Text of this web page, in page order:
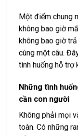
Một điểm chung
không bao giờ
không bao giờ
cùng một câu.
tình huống hỗ trợ
Những tình
cần con người
Không phải mọi
toàn. Có những